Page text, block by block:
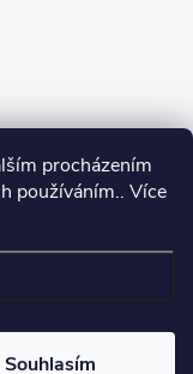
procházením
používáním.. Více
Souhlasím